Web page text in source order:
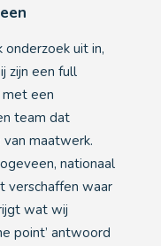
uit in,
zijn een full
met een
team dat
maatwerk.
nationaal
verschaffen waar
wat wij
point’ antwoord